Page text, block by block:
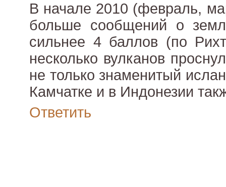
В начале 2010 (февраль,
больше сообщений о
сильнее 4 баллов (по
несколько вулканов
не только знаменитый
Камчатке и в Индонезии
Ответить